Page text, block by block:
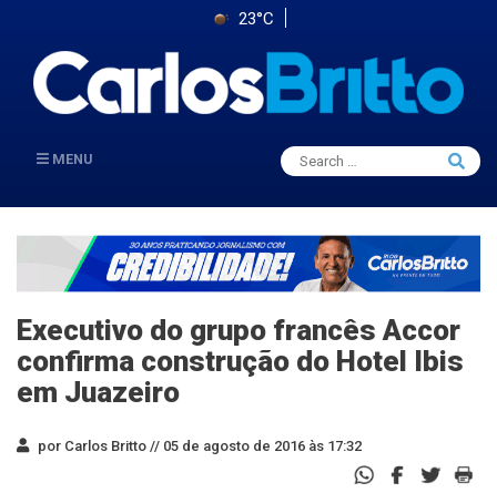
23°C
MENU
Search
for:
Search
Executivo do grupo francês Accor
confirma construção do Hotel Ibis
em Juazeiro
por Carlos Britto // 05 de agosto de 2016 às 17:32